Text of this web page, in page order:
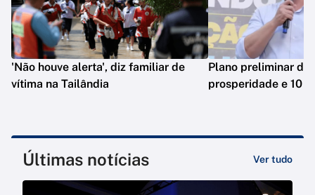
'Não houve alerta', diz familiar de
vítima na Tailândia
Plano preliminar de
prosperidade e 10
Últimas notícias Ver tudo